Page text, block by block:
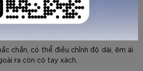
chắn, có thể điều chỉnh độ dài, êm ái
ra còn có tay xách.
HỦY